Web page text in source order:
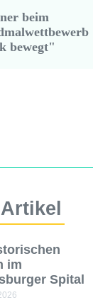
beim
bewegt"
im
Spital